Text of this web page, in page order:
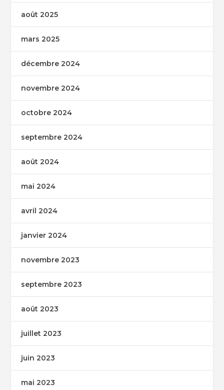
août 2025
mars 2025
décembre 2024
novembre 2024
octobre 2024
septembre 2024
août 2024
mai 2024
avril 2024
janvier 2024
novembre 2023
septembre 2023
août 2023
juillet 2023
juin 2023
mai 2023